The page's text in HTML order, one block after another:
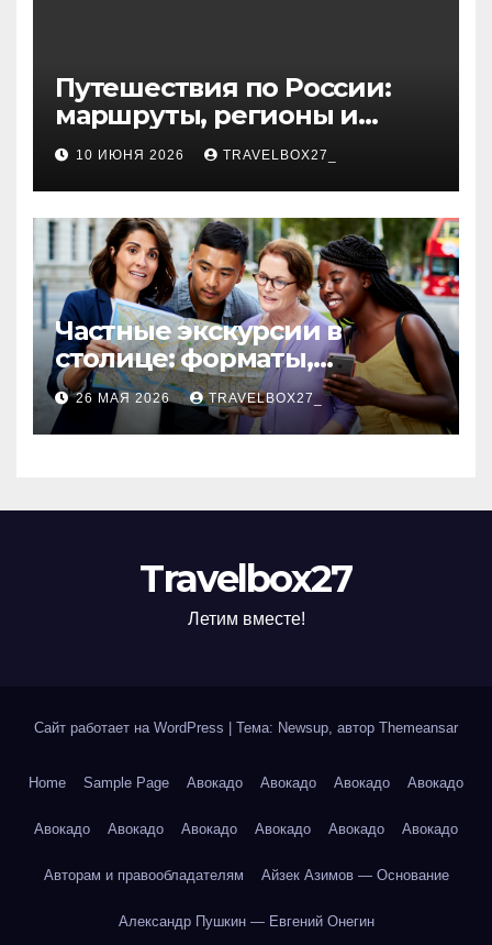
Путешествия по России:
маршруты, регионы и
особенности поездок
10 ИЮНЯ 2026 TRAVELBOX27_
Частные экскурсии в
столице: форматы,
маршруты и особенности
организации
26 МАЯ 2026 TRAVELBOX27_
Travelbox27
Летим вместе!
Сайт работает на WordPress Тема: Newsup, автор Themeansar
Home Sample Page Авокадо Авокадо Авокадо Авокадо
Авокадо Авокадо Авокадо Авокадо Авокадо Авокадо
Авторам и правообладателям Айзек Азимов — Основание
Александр Пушкин — Евгений Онегин